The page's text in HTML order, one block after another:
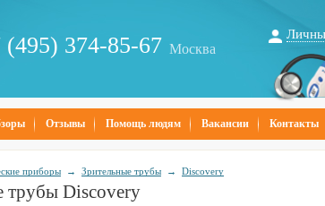
(495) 374-85-67 Москва
Отзывы Помощь людям Вакансии Контакты
приборы → Зрительные трубы → Discovery
трубы Discovery